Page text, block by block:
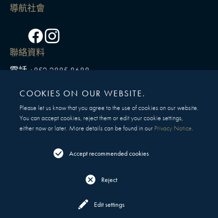
社會
FacebookInstagram
導航
聯絡資料
電話+852 2885 8688
有疑問嗎？
與我們聯絡
COOKIES ON OUR WEBSITE.
Please let us know that you agree to the use of cookies on our website.
You can accept cookies, reject them or edit your cookie settings,
either now or later. More details can be found in our Privacy Notice.
Edit settings
Reject
Accept recommended cookies